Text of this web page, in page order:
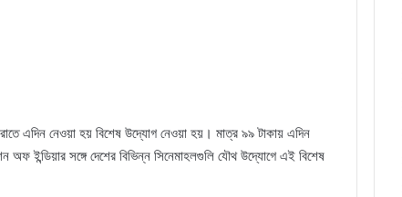
এদিন নেওয়া হয় বিশেষ উদ্যোগ নেওয়া হয়। মাত্র ৯৯ টাকায় এদিন
অফ ইন্ডিয়ার সঙ্গে দেশের বিভিন্ন সিনেমাহলগুলি যৌথ উদ্যোগে এই বিশেষ